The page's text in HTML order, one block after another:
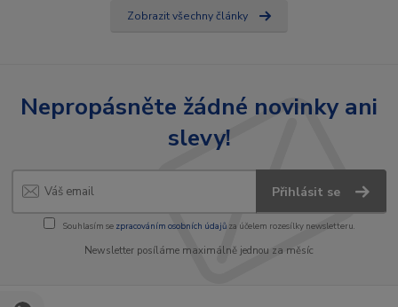
Zobrazit všechny články
Nepropásněte žádné novinky ani
slevy!
Přihlásit se
Souhlasím se zpracováním osobních údajůza účelem rozesílky newsletteru.
Newsletter posíláme maximálně jednou za měsíc